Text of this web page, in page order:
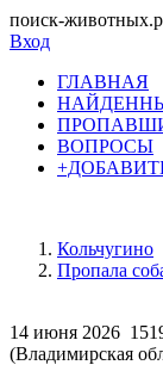
поиск-
Вход
ГЛАВНАЯ
ВОПРОСЫ
Кольчугино
Пропала
14 июня 2026
(Владимирская